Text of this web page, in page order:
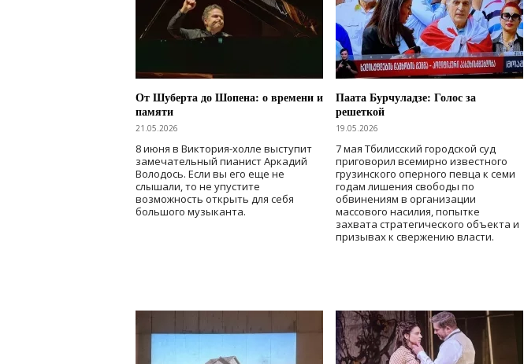
От Шуберта до Шопена: о времени и
памяти
21.05.2026
8 июня в Виктория-холле выступит
замечательный пианист Аркадий
Володось. Если вы его еще не
слышали, то не упустите
возможность открыть для себя
большого музыканта.
Паата Бурчуладзе: Голос за
решеткой
19.05.2026
7 мая Тбилисский городской суд
приговорил всемирно известного
грузинского оперного певца к семи
годам лишения свободы по
обвинениям в организации
массового насилия, попытке
захвата стратегического объекта и
призывах к свержению власти.